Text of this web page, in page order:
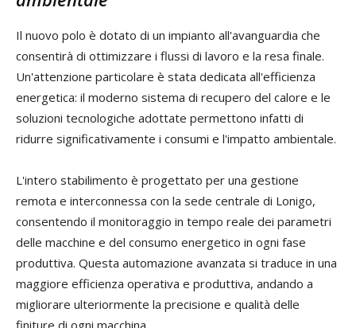
Il nuovo polo è dotato di un impianto all'avanguardia che
consentirà di ottimizzare i flussi di lavoro e la resa finale.
Un'attenzione particolare è stata dedicata all'efficienza
energetica: il moderno sistema di recupero del calore e le
soluzioni tecnologiche adottate permettono infatti di
ridurre significativamente i consumi e l'impatto ambientale.
L'intero stabilimento è progettato per una gestione
remota e interconnessa con la sede centrale di Lonigo,
consentendo il monitoraggio in tempo reale dei parametri
delle macchine e del consumo energetico in ogni fase
produttiva. Questa automazione avanzata si traduce in una
maggiore efficienza operativa e produttiva, andando a
migliorare ulteriormente la precisione e qualità delle